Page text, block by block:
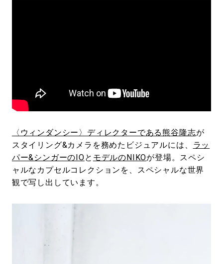
〈ウィンダンシー〉ディレクターである熊谷隆志が
スタイリング&カメラを務めたビジュアルには、 ラッ
パー&シンガーのIOと モデルのNIKOが登場。スペシ
ャルなカプセルコレクションを、スペシャルな世界
観で写し出しています。